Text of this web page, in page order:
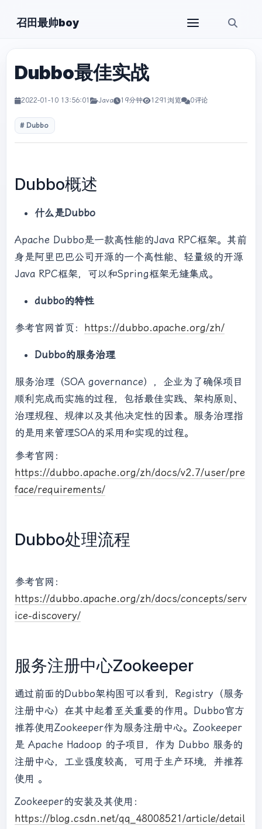
召田最帅boy
Dubbo最佳实战
2022-01-10 13:56:01 Java 19分钟 1291浏览 0评论
Dubbo
Dubbo概述
什么是Dubbo
Apache Dubbo是一款高性能的Java RPC框架。其前
身是阿里巴巴公司开源的一个高性能、轻量级的开源
Java RPC框架，可以和Spring框架无缝集成。
dubbo的特性
参考官网首页： https://dubbo.apache.org/zh/
Dubbo的服务治理
服务治理（SOA governance），企业为了确保项目
顺利完成而实施的过程，包括最佳实践、架构原则、
治理规程、规律以及其他决定性的因素。服务治理指
的是用来管理SOA的采用和实现的过程。
参考官网：
https://dubbo.apache.org/zh/docs/v2.7/user/pre
face/requirements/
Dubbo处理流程
参考官网：
https://dubbo.apache.org/zh/docs/concepts/serv
ice-discovery/
服务注册中心Zookeeper
通过前面的Dubbo架构图可以看到，Registry（服务
注册中心）在其中起着至关重要的作用。Dubbo官方
推荐使用Zookeeper作为服务注册中心。Zookeeper
是 Apache Hadoop 的子项目，作为 Dubbo 服务的
注册中心，工业强度较高，可用于生产环境，并推荐
使用 。
Zookeeper的安装及其使用：
https://blog.csdn.net/qq_48008521/article/detail